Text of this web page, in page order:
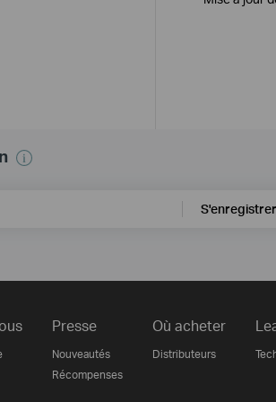
S'enregistrer
Presse
Nouveautés
Récompenses
Où acheter
Distributeurs